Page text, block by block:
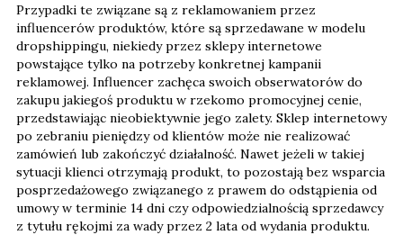
Przypadki te związane są z reklamowaniem przez
influencerów produktów, które są sprzedawane w modelu
dropshippingu, niekiedy przez sklepy internetowe
powstające tylko na potrzeby konkretnej kampanii
reklamowej. Influencer zachęca swoich obserwatorów do
zakupu jakiegoś produktu w rzekomo promocyjnej cenie,
przedstawiając nieobiektywnie jego zalety. Sklep internetowy
po zebraniu pieniędzy od klientów może nie realizować
zamówień lub zakończyć działalność. Nawet jeżeli w takiej
sytuacji klienci otrzymają produkt, to pozostają bez wsparcia
posprzedażowego związanego z prawem do odstąpienia od
umowy w terminie 14 dni czy odpowiedzialnością sprzedawcy
z tytułu rękojmi za wady przez 2 lata od wydania produktu.